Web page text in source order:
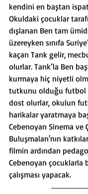
kendini en baştan
Okuldaki çocuklar
dışlanan Ben tam
üzereyken sınıfa
kaçan Tarık gelir,
olurlar. Tarık’la Ben
kurmaya hiç niyetli
tutkunu olduğu futbol
dost olurlar, okulun
harikalar yaratmaya
Cebenoyan Sinema ve
Buluşmaları'nın
filmin ardından
Cebenoyan çocuklarla
çalışması yapacak.